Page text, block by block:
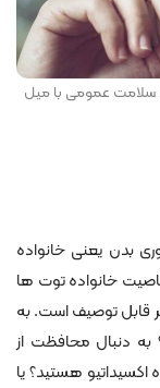
سلامت عمومی با میل
بدن یعنی خانواده
خانواده توت ها
قابل توصیف است. به
به دنبال محافظت از
اکسیداتیو هستید؟ یا